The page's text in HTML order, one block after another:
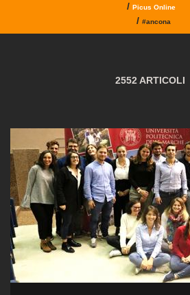
/ Picus Online
/ #ancona
2552 ARTICOLI